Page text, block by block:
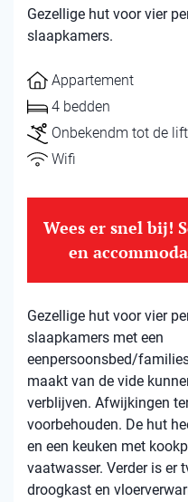
Gezellige hut voor vier
slaapkamers.
Appartement
4 bedden
Onbekendm tot de lift
Wifi
Wees er snel bij!
en
Gezellige hut voor vier
slaapkamers met een
eenpersoonsbed/
maakt van de vide
verblijven. Afwijkingen
voorbehouden. De hut
en een keuken met
vaatwasser. Verder is er
droogkast en